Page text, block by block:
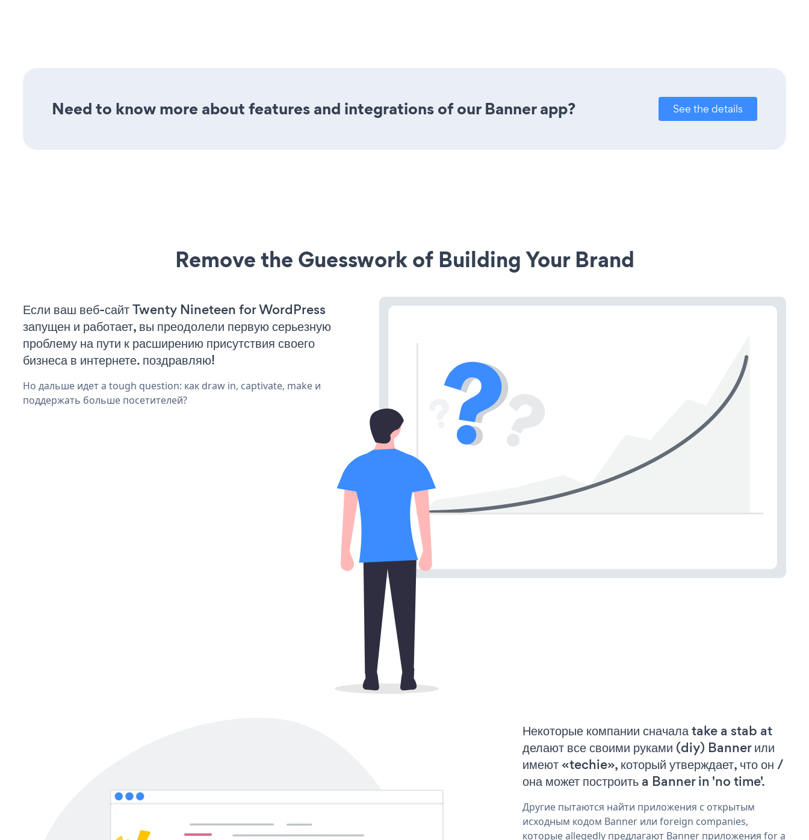
Need to know more about features and integrations of our Banner app? See the details
Remove the Guesswork of Building Your Brand
Если ваш веб-сайт Twenty Nineteen for WordPress
запущен и работает, вы преодолели первую серьезную
проблему на пути к расширению присутствия своего
бизнеса в интернете. поздравляю!
Но дальше идет a tough question: как draw in, captivate, make и
поддержать больше посетителей?
Некоторые компании сначала take a stab at
делают все своими руками (diy) Banner или
имеют «techie», который утверждает, что он /
она может построить a Banner in 'no time'.
Другие пытаются найти приложения с открытым
исходным кодом Banner или foreign companies,
которые allegedly предлагают Banner приложения for a